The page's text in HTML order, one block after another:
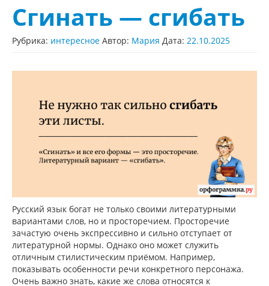
Сгинать — сгибать
Рубрика: интересное Автор: Мария Дата: 22.10.2025
Русский язык богат не только своими литературными
вариантами слов, но и просторечием. Просторечие
зачастую очень экспрессивно и сильно отступает от
литературной нормы. Однако оно может служить
отличным стилистическим приёмом. Например,
показывать особенности речи конкретного персонажа.
Очень важно знать, какие же слова относятся к